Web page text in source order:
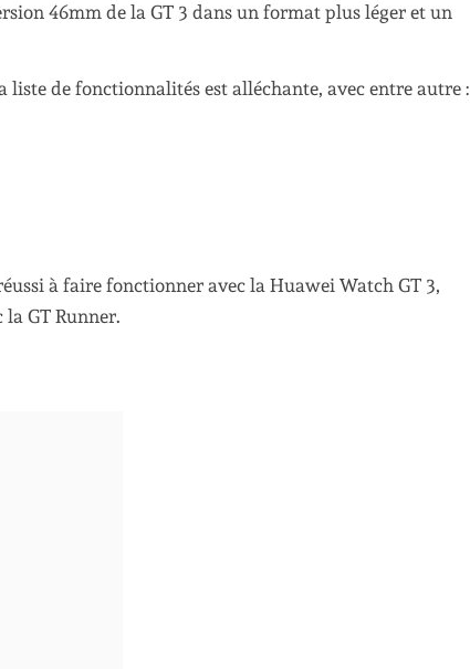
46mm de la GT 3 dans un format plus léger et un
liste de fonctionnalités est alléchante, avec entre autre :
à faire fonctionner avec la Huawei Watch GT 3,
GT Runner.